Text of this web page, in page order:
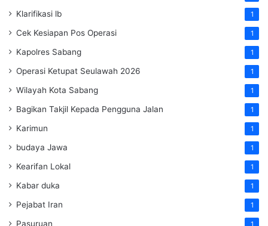
Klarifikasi lb 1
Cek Kesiapan Pos Operasi 1
Kapolres Sabang 1
Operasi Ketupat Seulawah 2026 1
Wilayah Kota Sabang 1
Bagikan Takjil Kepada Pengguna Jalan 1
Karimun 1
budaya Jawa 1
Kearifan Lokal 1
Kabar duka 1
Pejabat Iran 1
Pasuruan 1